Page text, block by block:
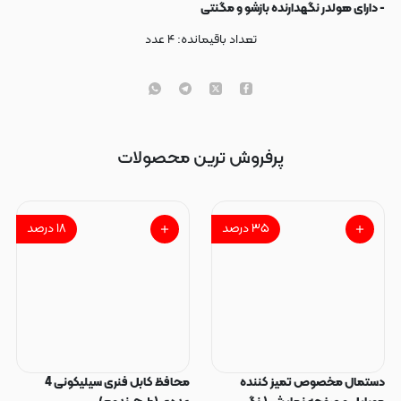
- دارای هولدر نگهدارنده بازشو و مگنتی
تعداد باقیمانده: ۴عدد
پرفروش ترین محصولات
۳۵درصد
دستمال مخصوص تمیز کننده
۱۸درصد
محافظ کابل فنری سیلیکونی 4